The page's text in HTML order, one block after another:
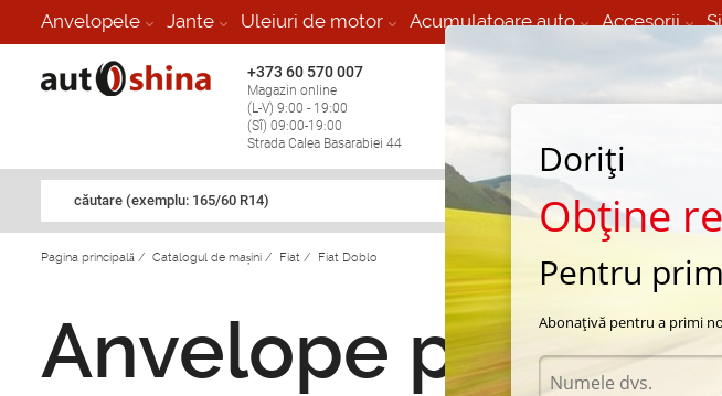
Anvelopele Jante Uleiuri de motor Acumulatoare auto Accesorii
+373 60 570 007
Magazin online
(L-V) 9:00 - 19:00
(Sî) 09:00-19:00
Strada Calea Basarabiei 44
stop în toate regiunile
(L-V) 9:00
căutare (exemplu: 165/60 R14)
Pagina principală / Catalogul de mașini / Fiat / Fiat Doblo
Anvelope pentru
Doriți
Obține
Pentru
Abonațivă pentru a primi